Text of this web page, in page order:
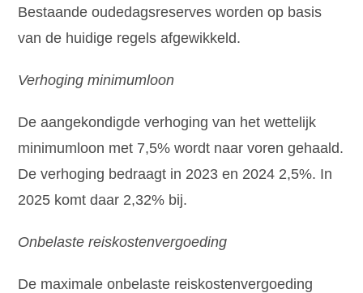
Bestaande oudedagsreserves worden op basis
van de huidige regels afgewikkeld.
Verhoging minimumloon
De aangekondigde verhoging van het wettelijk
minimumloon met 7,5% wordt naar voren gehaald.
De verhoging bedraagt in 2023 en 2024 2,5%. In
2025 komt daar 2,32% bij.
Onbelaste reiskostenvergoeding
De maximale onbelaste reiskostenvergoeding